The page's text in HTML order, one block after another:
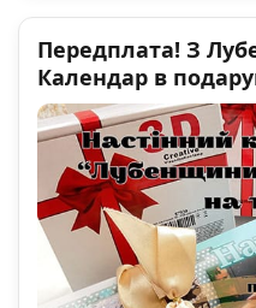
Передплата! З
Календар в